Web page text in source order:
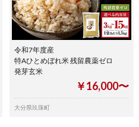
令和7年度産
特Aひとめぼれ米 残留農薬ゼロ
発芽玄米
￥16,000〜
大分県玖珠町